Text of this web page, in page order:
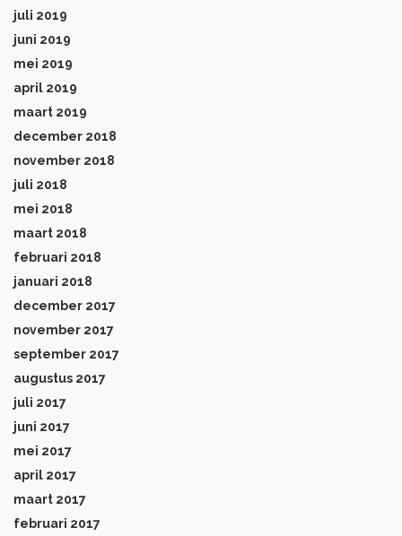
juli 2019
juni 2019
mei 2019
april 2019
maart 2019
december 2018
november 2018
juli 2018
mei 2018
maart 2018
februari 2018
januari 2018
december 2017
november 2017
september 2017
augustus 2017
juli 2017
juni 2017
mei 2017
april 2017
maart 2017
februari 2017